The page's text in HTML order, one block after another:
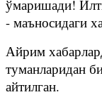
ўмаришади!
- маъносидаги
Айрим
туманларидан
айтилган.